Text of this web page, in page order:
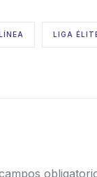
LIGA